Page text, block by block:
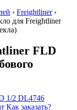
› Freightliner›
для Freightliner
FLD
Как заказать?